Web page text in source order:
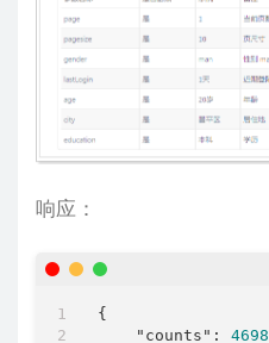
响应：
{
"counts" : 4698